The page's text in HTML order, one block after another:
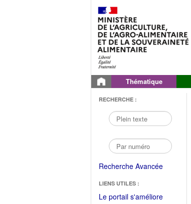
Thématique
RECHERCHE :
Recherche Avancée
LIENS UTILES :
Le portail s'améliore(Fichier